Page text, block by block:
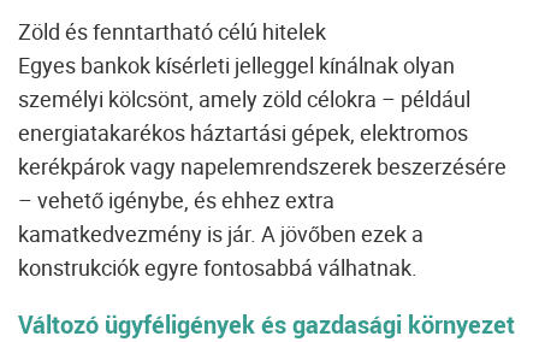
Zöld és fenntartható célú hitelek
Egyes bankok kísérleti jelleggel kínálnak olyan
személyi kölcsönt, amely zöld célokra – például
energiatakarékos háztartási gépek, elektromos
kerékpárok vagy napelemrendszerek beszerzésére
– vehető igénybe, és ehhez extra
kamatkedvezmény is jár. A jövőben ezek a
konstrukciók egyre fontosabbá válhatnak.
Változó ügyféligények és gazdasági környezet